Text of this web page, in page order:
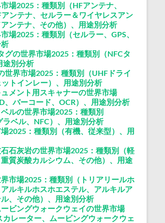
場2025：種類別（HFアンテナ、
ンテナ、セルラー＆ワイヤレスアン
ンテナ、その他）、用途別分析
場2025：種類別（セルラー、GPS、
グの世界市場2025：種類別（NFCタ
途別分析
世界市場2025：種類別（UHFドライ
トインレー）、用途別分析
メント用スキャナーの世界市場
、バーコード、OCR）、用途別分析
ルの世界市場2025：種類別
ラベル、NFC）、用途別分析
2025：種類別（有機、従来型）、用
石灰岩の世界市場2025：種類別（軽
質炭酸カルシウム、その他）、用途
市場2025：種類別（トリアリールホ
ルキルホスホエステル、アルキルア
、その他）、用途別分析
ビングウォークウェイの世界市場
レーター、ムービングウォークウェ